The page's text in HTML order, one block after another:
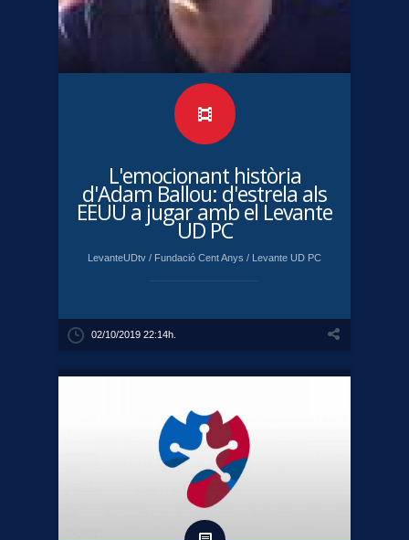
L'emocionant història
d'Adam Ballou: d'estrela als
EEUU a jugar amb el Levante
UD PC
LevanteUDtv / Fundació Cent Anys / Levante UD PC
02/10/2019 22:14h.